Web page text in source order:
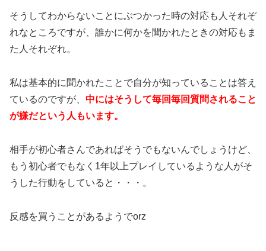
そうしてわからないことにぶつかった時の対応も人それぞ
れなところですが、誰かに何かを聞かれたときの対応もま
た人それぞれ。
私は基本的に聞かれたことで自分が知っていることは答え
ているのですが、 中にはそうして毎回毎回質問されること
が嫌だという人もいます。
相手が初心者さんであればそうでもないんでしょうけど、
もう初心者でもなく1年以上プレイしているような人がそ
うした行動をしていると・・・。
反感を買うことがあるようでorz